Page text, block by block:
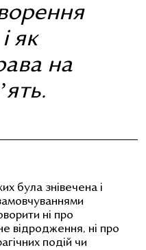
як
на
була знівечена і
ні про
відродження, ні про
подій чи